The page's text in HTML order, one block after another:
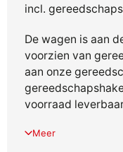
incl.
De wagen is aan
voorzien van
aan onze
voorraad
Meer